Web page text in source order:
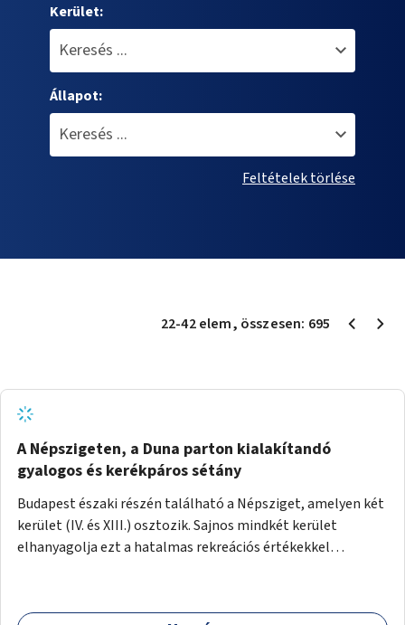
Kerület:
Állapot:
Feltételek törlése
22-42elem, összesen: 695
A Népszigeten, a Duna parton kialakítandó
gyalogos és kerékpáros sétány
Budapest északi részén található a Népsziget, amelyen két
kerület (IV. és XIII.) osztozik. Sajnos mindkét kerület
elhanyagolja ezt a hatalmas rekreációs értékekkel
keresztül érheti el. Innen egy eléggé rossz állapotú